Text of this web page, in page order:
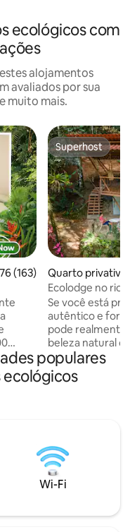
ecológicos com
alojamentos
avaliados por sua
muito mais.
de uma avaliação média de
(163)
de
da
Superhost
Superhost
Quarto privativo ⋅
Ecolodge no rio e
perto de Manuel
Se você está
autêntico e fora
pode realmente
beleza natural da
seu lugar! Manuel Antonio fica a apenas
35 minutos de
coisas turísticas,
confortáveis,
de teto, Internet
tem um banheiro
de água quente.
populares
Wi-Fi